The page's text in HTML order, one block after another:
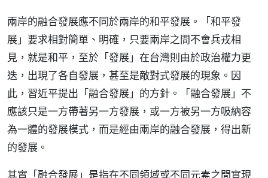
兩岸的融合發展應不同於兩岸的和平發展。「和平發
展」要求相對簡單、明確，只要兩岸之間不會兵戎相
見，就是和平，至於「發展」在台灣則由於政治權力更
迭，出現了各自發展，甚至是敵對式發展的現象。因
此，習近平提出「融合發展」的方針。「融合發展」不
應該只是一方帶著另一方發展，或一方被另一方吸納容
為一體的發展模式，而是經由兩岸的融合發展，得出新
的發展。
其實「融合發展」是指在不同領域或不同元素之間實現